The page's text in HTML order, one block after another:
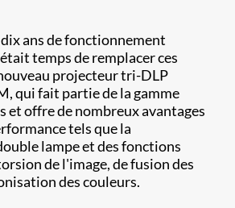
ans de fonctionnement
temps de remplacer ces
projecteur tri-DLP
qui fait partie de la gamme
et offre de nombreux avantages
tels que la
lampe et des fonctions
de l'image, de fusion des
des couleurs.